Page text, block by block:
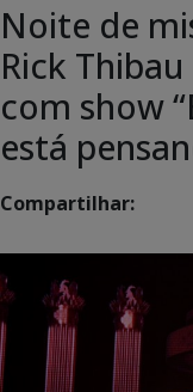
Noite de
Rick
com show
está
Compartilhar: